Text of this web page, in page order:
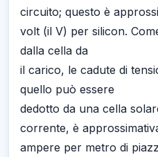
circuito; questo è
volt (il V) per silicon.
dalla cella da
il carico, le cadute di
quello può essere
dedotto da una cella
corrente, è
ampere per metro di